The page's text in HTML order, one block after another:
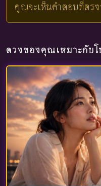
คุณจะเห็นคำตอบที่ตร
ดวงของคุณเหมาะกับโ